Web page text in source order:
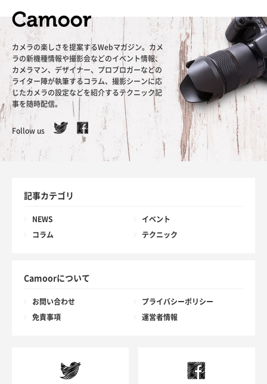
カメラの楽しさを提案するWebマガジン。カメ
ラの新機種情報や撮影会などのイベント情報、
カメラマン、デザイナー、プロブロガーなどの
ライター陣が執筆するコラム、撮影シーンに応
じたカメラの設定などを紹介するテクニック記
事を随時配信。
Follow us
記事カテゴリ
NEWS イベント
コラム テクニック
Camoorについて
お問い合わせ プライバシーポリシー
免責事項 運営者情報